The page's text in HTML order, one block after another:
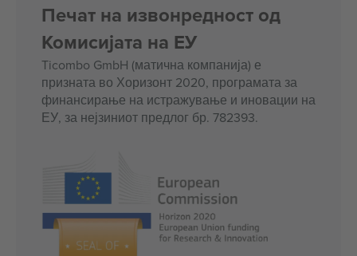
Печат на извонредност од
Комисијата на ЕУ
Ticombo GmbH (матична компанија) е
призната во Хоризонт 2020, програмата за
финансирање на истражување и иновации на
ЕУ, за нејзиниот предлог бр. 782393.